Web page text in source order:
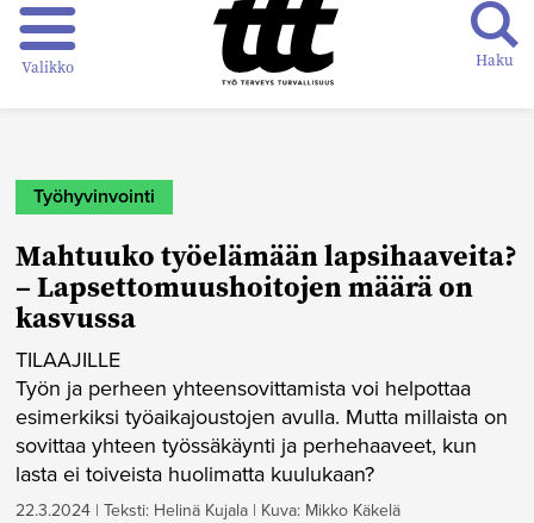
Valikko Haku
Työhyvinvointi
Mahtuuko työelämään lapsihaaveita?
– Lapsettomuushoitojen määrä on
kasvussa
TILAAJILLE
Työn ja perheen yhteensovittamista voi helpottaa
esimerkiksi työaikajoustojen avulla. Mutta millaista on
sovittaa yhteen työssäkäynti ja perhehaaveet, kun
lasta ei toiveista huolimatta kuulukaan?
22.3.2024 | Teksti: Helinä Kujala | Kuva: Mikko Käkelä